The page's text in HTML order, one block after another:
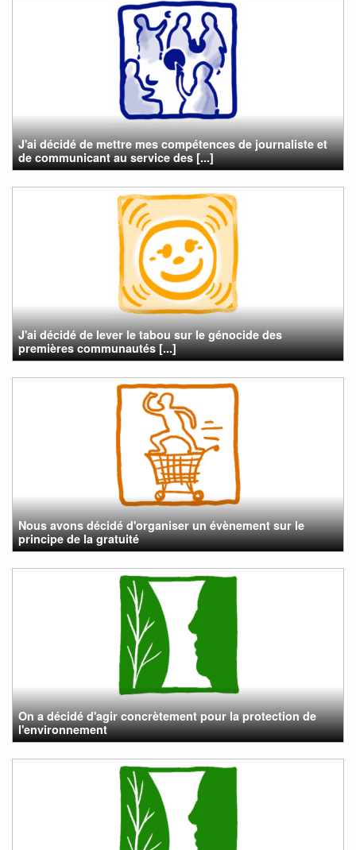
J'ai décidé de mettre mes compétences de journaliste et
de communicant au service des [...]
J'ai décidé de lever le tabou sur le génocide des
premières communautés [...]
Nous avons décidé d'organiser un évènement sur le
principe de la gratuité
On a décidé d'agir concrètement pour la protection de
l'environnement